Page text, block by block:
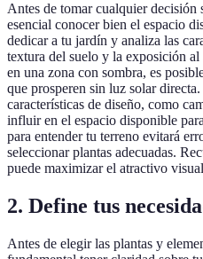
Antes de tomar cualquier decisión
esencial conocer bien el espacio
dedicar a tu jardín y analiza las
textura del suelo y la exposición
en una zona con sombra, es
que prosperen sin luz solar
características de diseño, como
influir en el espacio disponible
para entender tu terreno evitará
seleccionar plantas adecuadas.
puede maximizar el atractivo
2. Define tus
Antes de elegir las plantas y